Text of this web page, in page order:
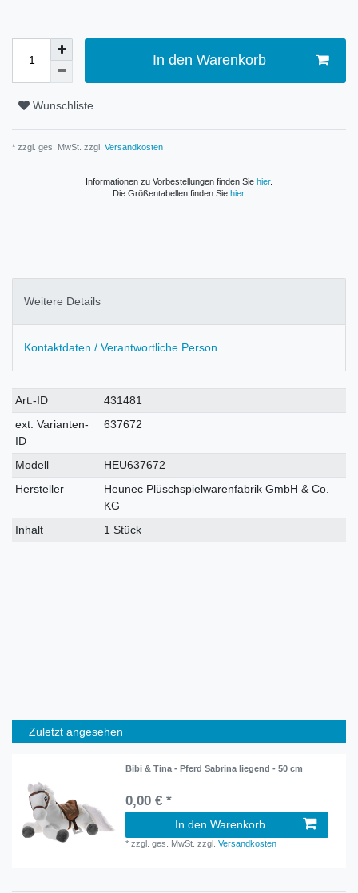
In den Warenkorb
Wunschliste
* zzgl. ges. MwSt. zzgl. Versandkosten
Informationen zu Vorbestellungen finden Sie hier.
Die Größentabellen finden Sie hier.
Weitere Details
Kontaktdaten / Verantwortliche Person
Technisches
Merkmal
Wert
Art.-ID
431481
ext. Varianten-
ID
637672
Modell
HEU637672
Hersteller
Heunec Plüschspielwarenfabrik GmbH & Co.
KG
Inhalt
1 Stück
Zuletzt angesehen
Bibi & Tina - Pferd Sabrina liegend - 50 cm
0,00 € *
In den Warenkorb
*zzgl. ges. MwSt. zzgl.Versandkosten